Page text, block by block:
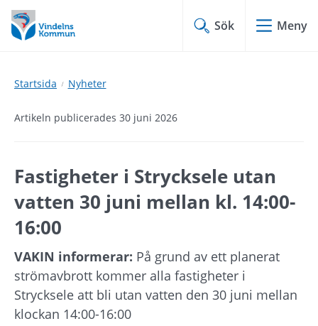
Hoppa
till
innehåll
Hoppa
till
undermeny
Sök Meny
Startsida Nyheter
Artikeln publicerades 30 juni 2026
Fastigheter i Strycksele utan
vatten 30 juni mellan kl. 14:00-
16:00
VAKIN informerar: På grund av ett planerat
strömavbrott kommer alla fastigheter i
Strycksele att bli utan vatten den 30 juni mellan
klockan 14:00-16:00